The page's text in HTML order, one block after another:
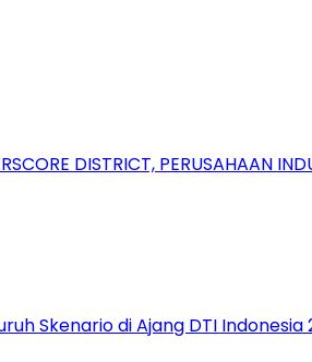
DISTRICT, PERUSAHAAN
Skenario di Ajang DTI